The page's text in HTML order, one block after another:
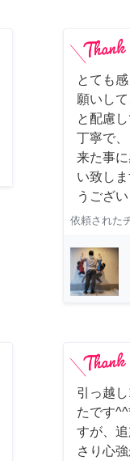
とても
願いし
と配慮
丁寧で
来た事
い致し
うござ
依頼された
引っ越
たです
すが、
さり心